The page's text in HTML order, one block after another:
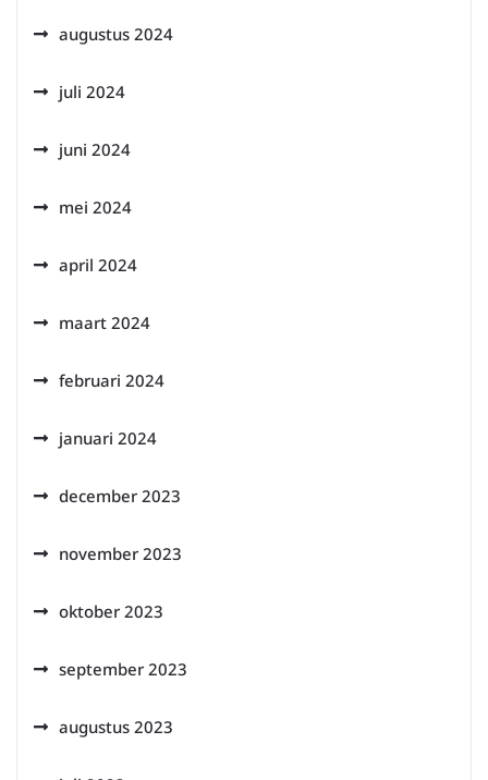
augustus 2024
juli 2024
juni 2024
mei 2024
april 2024
maart 2024
februari 2024
januari 2024
december 2023
november 2023
oktober 2023
september 2023
augustus 2023